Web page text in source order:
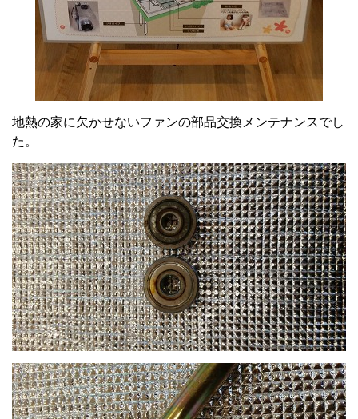
地熱の家に欠かせないファンの部品交換メンテナンスでし
た。